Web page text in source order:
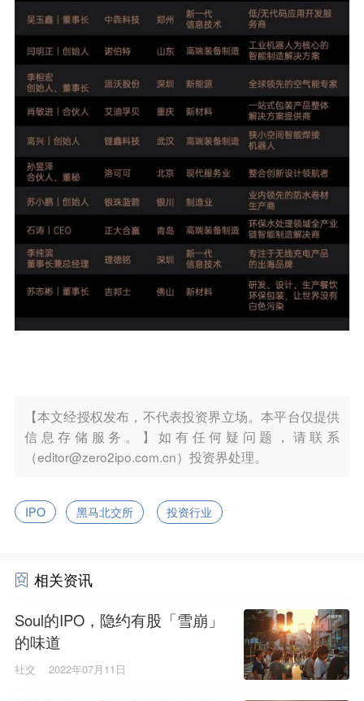
【本文经授权发布，不代表投资界立场。本平台仅提供
信息存储服务。】如有任何疑问题，请联系
（editor@zero2ipo.com.cn）投资界处理。
IPO 黑马北交所 投资行业
相关资讯
Soul的IPO，隐约有股「雪崩」
的味道
社交 2022年07月11日